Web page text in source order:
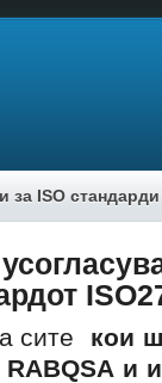
за ISO стандарди
сите кои
и